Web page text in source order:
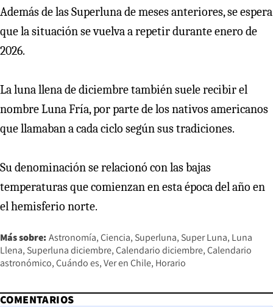
Además de las Superluna de meses anteriores, se espera
que la situación se vuelva a repetir durante enero de
2026.
La luna llena de diciembre también suele recibir el
nombre Luna Fría, por parte de los nativos americanos
que llamaban a cada ciclo según sus tradiciones.
Su denominación se relacionó con las bajas
temperaturas que comienzan en esta época del año en
el hemisferio norte.
Más sobre: Astronomía Ciencia Superluna Super Luna Luna
Llena Superluna diciembre Calendario diciembre Calendario
astronómico Cuándo es Ver en Chile Horario
COMENTARIOS